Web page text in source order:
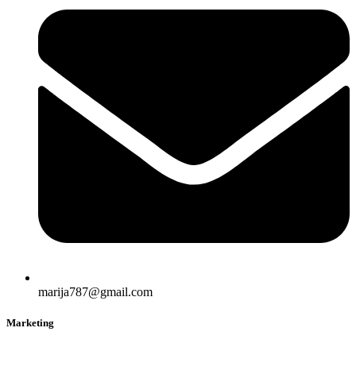
marija787@gmail.com
Marketing